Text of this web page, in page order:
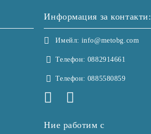
Информация за контакти:
Имейл: info@metobg.com
Телефон: 0882914661
Телефон: 0885580859
Ние работим с